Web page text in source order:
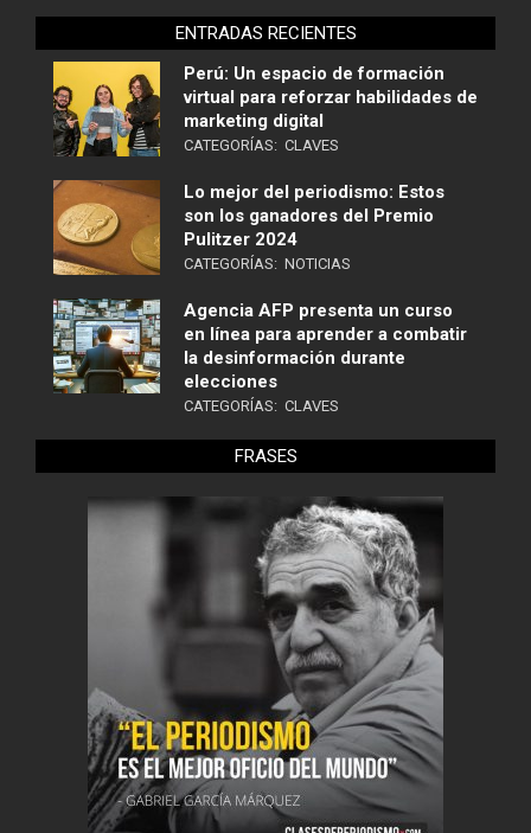
ENTRADAS RECIENTES
Perú: Un espacio de formación
virtual para reforzar habilidades de
marketing digital
CATEGORÍAS: CLAVES
Lo mejor del periodismo: Estos
son los ganadores del Premio
Pulitzer 2024
CATEGORÍAS: NOTICIAS
Agencia AFP presenta un curso
en línea para aprender a combatir
la desinformación durante
elecciones
CATEGORÍAS: CLAVES
FRASES